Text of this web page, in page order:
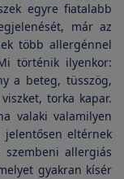
egyre fiatalabb
már az
több allergénnel
történik ilyenkor:
a beteg, tüsszög,
torka kapar.
valaki valamilyen
eltérnek
allergiás
gyakran kísér